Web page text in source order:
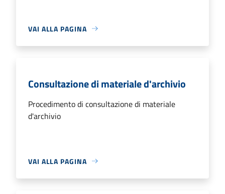
VAI ALLA PAGINA
Consultazione di materiale d'archivio
Procedimento di consultazione di materiale
d'archivio
VAI ALLA PAGINA